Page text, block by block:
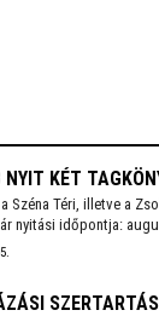
NYIT KÉT
Széna Téri, illetve a
nyitási időpontja:
ismét az olvasókat.